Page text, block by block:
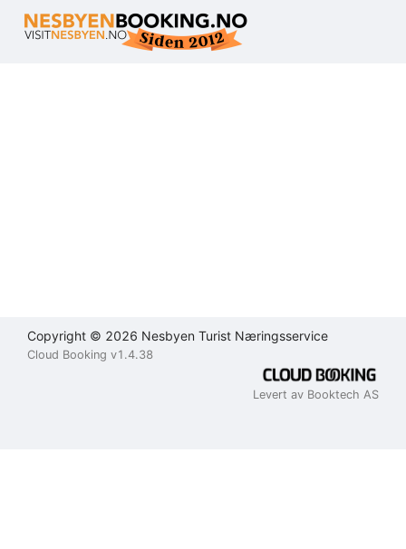
Copyright © 2026 Nesbyen Turist Næringsservice
Cloud Booking v1.4.38
Levert av Booktech AS
Brukeravtale
Personvernerklæring
Kontakt
oss